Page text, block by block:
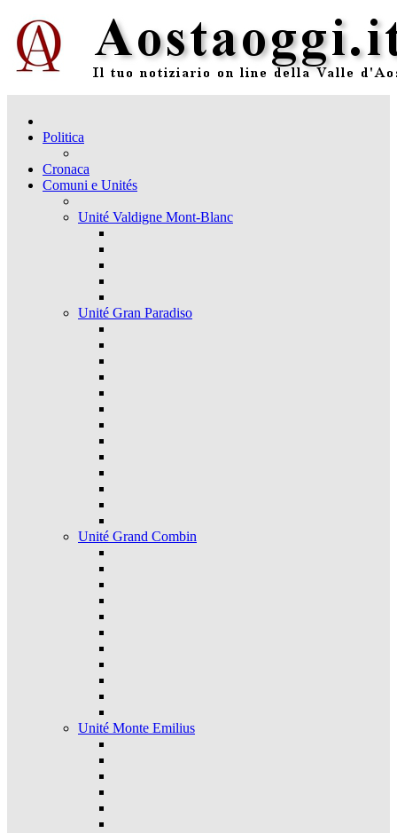
Politica
Cronaca
Comuni e Unités
Unité Valdigne Mont-Blanc
Unité Gran Paradiso
Unité Grand Combin
Unité Monte Emilius